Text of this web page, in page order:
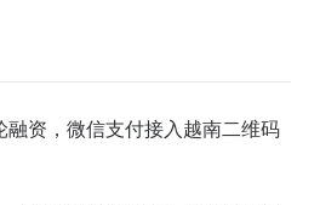
融资，微信支付接入越南二维码